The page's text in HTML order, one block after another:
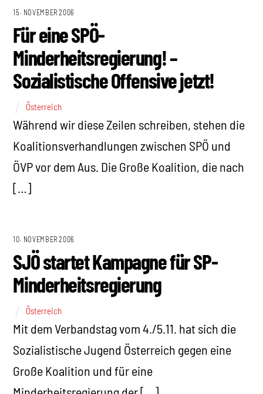
15. NOVEMBER 2006
Für eine SPÖ-
Minderheitsregierung! –
Sozialistische Offensive jetzt!
Österreich
Während wir diese Zeilen schreiben, stehen die
Koalitionsverhandlungen zwischen SPÖ und
ÖVP vor dem Aus. Die Große Koalition, die nach
[…]
10. NOVEMBER 2006
SJÖ startet Kampagne für SP-
Minderheitsregierung
Österreich
Mit dem Verbandstag vom 4./5.11. hat sich die
Sozialistische Jugend Österreich gegen eine
Große Koalition und für eine